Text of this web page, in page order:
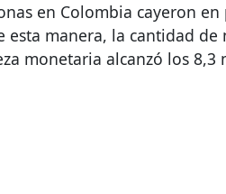
en Colombia cayeron
esta manera, la cantidad de
monetaria alcanzó los 8,3